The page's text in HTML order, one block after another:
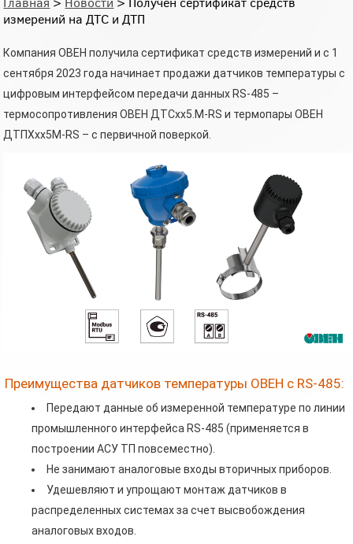
измерений на ДТС и ДТП
Компания ОВЕН получила сертификат средств измерений и с 1
сентября 2023 года начинает продажи датчиков температуры с
цифровым интерфейсом передачи данных RS-485 –
термосопротивления ОВЕН ДТСхх5.М-RS и термопары ОВЕН
ДТПХхх5М-RS – с первичной поверкой.
Преимущества датчиков температуры ОВЕН с RS-485:
Передают данные об измеренной температуре по линии
промышленного интерфейса RS-485 (применяется в
построении АСУ ТП повсеместно).
Не занимают аналоговые входы вторичных приборов.
Удешевляют и упрощают монтаж датчиков в
распределенных системах за счет высвобождения
аналоговых входов.